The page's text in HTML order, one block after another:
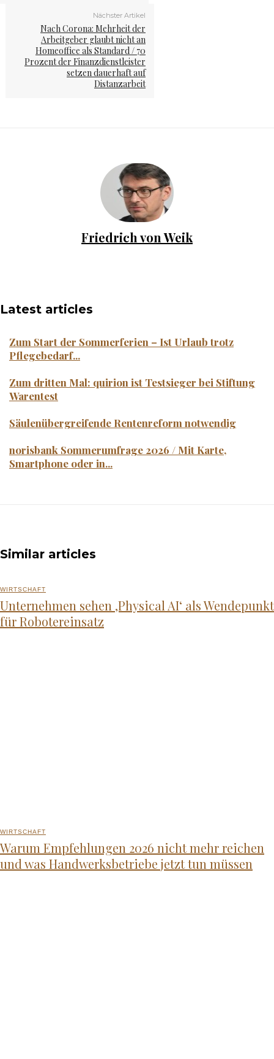
Nächster Artikel
Nach Corona: Mehrheit der
Arbeitgeber glaubt nicht an
Homeoffice als Standard / 70
Prozent der Finanzdienstleister
setzen dauerhaft auf
Distanzarbeit
Friedrich von Weik
Latest articles
Zum Start der Sommerferien – Ist Urlaub trotz
Pflegebedarf...
Zum dritten Mal: quirion ist Testsieger bei Stiftung
Warentest
Säulenübergreifende Rentenreform notwendig
norisbank Sommerumfrage 2026 / Mit Karte,
Smartphone oder in...
Similar articles
WIRTSCHAFT
Unternehmen sehen ‚Physical AI‘ als Wendepunkt
für Robotereinsatz
WIRTSCHAFT
Warum Empfehlungen 2026 nicht mehr reichen
und was Handwerksbetriebe jetzt tun müssen